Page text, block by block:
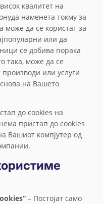
квалитет на
наменета токму за
да се користат за
или да
се добива порака
така, може да се
или услуги
на Вашето
до cookies на
пристап до cookies
Вашиот компјутер од
– Постојат само